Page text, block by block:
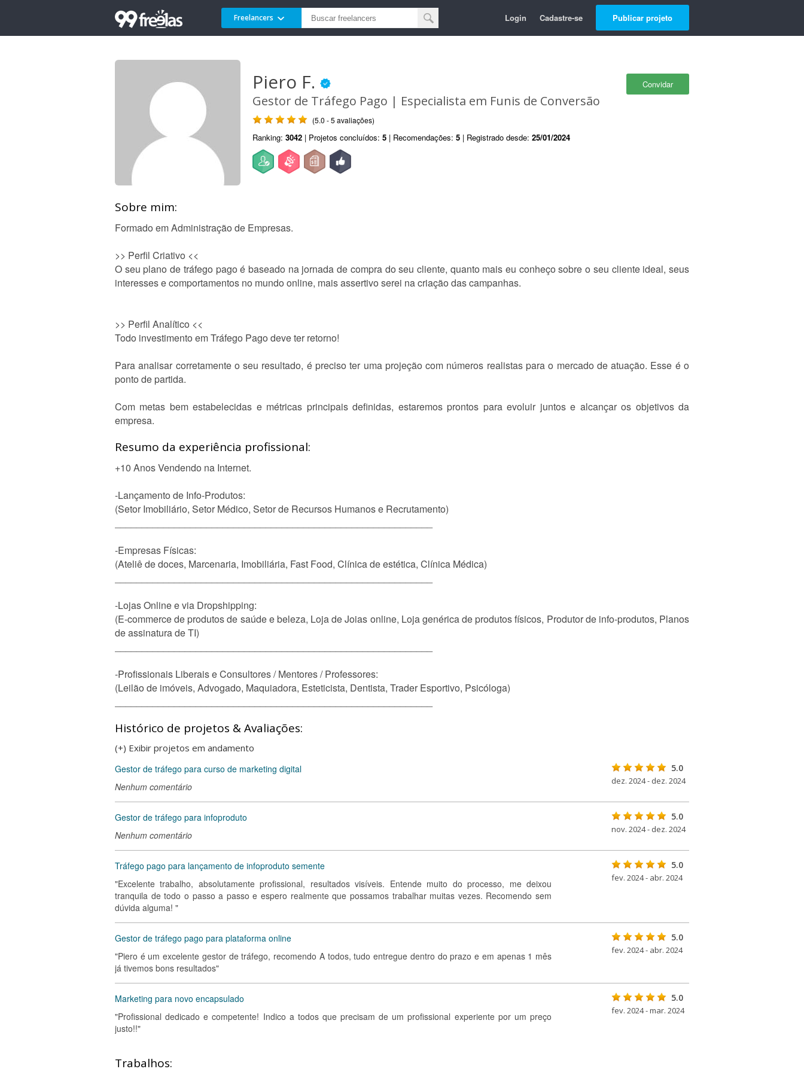
Freelancers Login Cadastre-se Publicar projeto
Convidar
Piero F.
Gestor de Tráfego Pago | Especialista em Funis de Conversão
(5.0 - 5 avaliações)
Ranking: 3042 | Projetos concluídos: 5 | Recomendações: 5 | Registrado desde: 25/01/2024
Sobre mim:
Formado em Administração de Empresas.
>> Perfil Criativo <<
O seu plano de tráfego pago é baseado na jornada de compra do seu cliente, quanto mais eu conheço sobre o seu cliente ideal, seus
interesses e comportamentos no mundo online, mais assertivo serei na criação das campanhas.
>> Perfil Analítico <<
Todo investimento em Tráfego Pago deve ter retorno!
Para analisar corretamente o seu resultado, é preciso ter uma projeção com números realistas para o mercado de atuação. Esse é o
ponto de partida.
Com metas bem estabelecidas e métricas principais definidas, estaremos prontos para evoluir juntos e alcançar os objetivos da
empresa.
Resumo da experiência profissional:
+10 Anos Vendendo na Internet.
-Lançamento de Info-Produtos:
(Setor Imobiliário, Setor Médico, Setor de Recursos Humanos e Recrutamento)
-Empresas Físicas:
(Ateliê de doces, Marcenaria, Imobiliária, Fast Food, Clínica de estética, Clínica Médica)
-Lojas Online e via Dropshipping:
(E-commerce de produtos de saúde e beleza, Loja de Joias online, Loja genérica de produtos físicos, Produtor de info-produtos, Planos
de assinatura de TI)
-Profissionais Liberais e Consultores / Mentores / Professores:
(Leilão de imóveis, Advogado, Maquiadora, Esteticista, Dentista, Trader Esportivo, Psicóloga)
Histórico de projetos & Avaliações:
(+) Exibir projetos em andamento
Gestor de tráfego para curso de marketing digital
Nenhum comentário
5.0
dez. 2024 - dez. 2024
Gestor de tráfego para infoproduto
Nenhum comentário
5.0
nov. 2024 - dez. 2024
Tráfego pago para lançamento de infoproduto semente
"Excelente trabalho, absolutamente profissional, resultados visíveis. Entende muito do processo, me deixou
tranquila de todo o passo a passo e espero realmente que possamos trabalhar muitas vezes. Recomendo sem
dúvida alguma! "
5.0
fev. 2024 - abr. 2024
Gestor de tráfego pago para plataforma online
"Piero é um excelente gestor de tráfego, recomendo A todos, tudo entregue dentro do prazo e em apenas 1 mês
já tivemos bons resultados"
5.0
fev. 2024 - abr. 2024
Marketing para novo encapsulado
"Profissional dedicado e competente! Indico a todos que precisam de um profissional experiente por um preço
justo!!"
5.0
fev. 2024 - mar. 2024
Trabalhos: